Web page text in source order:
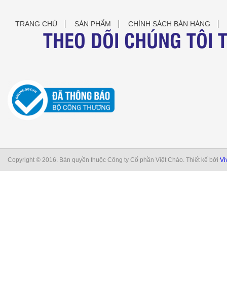
TRANG CHỦ SẢN PHẨM CHÍNH SÁCH BÁN HÀNG
THEO DÕI CHÚNG TÔI
Copyright © 2016. Bản quyền thuộc Công ty Cổ phần Việt Chào. Thiết kế bởi